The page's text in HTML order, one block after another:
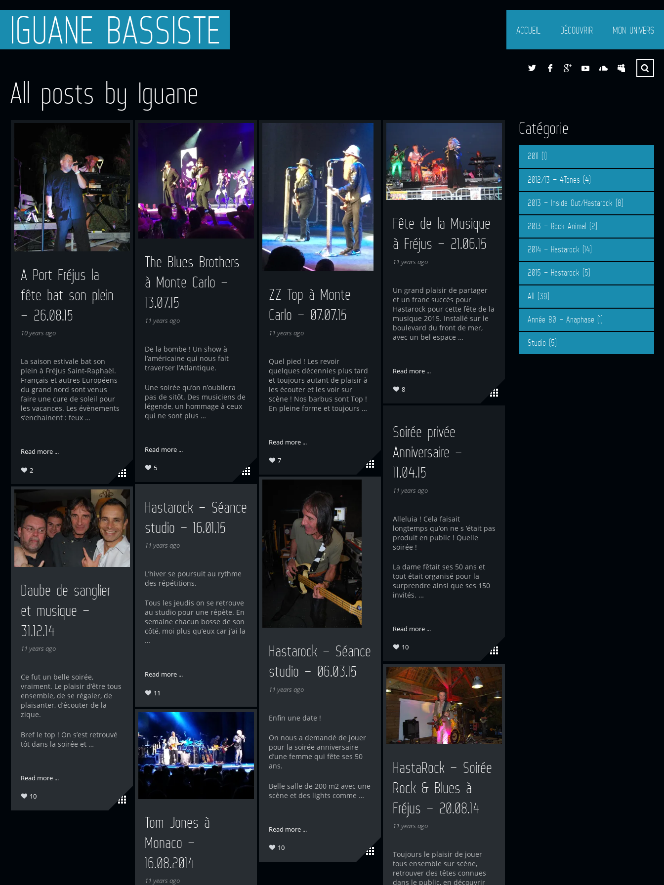
ACCUEIL DÉCOUVRIR MON UNIVERS
IGUANE BASSISTE
All posts by Iguane
A Port Fréjus la
fête bat son plein
– 26.08.15
10 years ago
La saison estivale bat son
plein à Fréjus Saint-Raphaël.
Français et autres Européens
du grand nord sont venus
faire une cure de soleil pour
les vacances. Les évènements
s’enchainent : feux …
Read more ...
2
The Blues Brothers
à Monte Carlo –
13.07.15
11 years ago
De la bombe ! Un show à
l’américaine qui nous fait
traverser l’Atlantique.
Une soirée qu’on n’oubliera
pas de sitôt. Des musiciens de
légende, un hommage à ceux
qui ne sont plus …
Read more ...
5
ZZ Top à Monte
Carlo – 07.07.15
11 years ago
Quel pied ! Les revoir
quelques décennies plus tard
et toujours autant de plaisir à
les écouter et les voir sur
scène ! Nos barbus sont Top !
En pleine forme et toujours …
Read more ...
7
Fête de la Musique
à Fréjus – 21.06.15
11 years ago
Un grand plaisir de partager
et un franc succès pour
Hastarock pour cette fête de la
musique 2015. Installé sur le
boulevard du front de mer,
avec un bel espace …
Read more ...
8
Soirée privée
Anniversaire –
11.04.15
11 years ago
Alleluia ! Cela faisait
longtemps qu’on ne s ‘était pas
produit en public ! Quelle
soirée !
La dame fêtait ses 50 ans et
tout était organisé pour la
surprendre ainsi que ses 150
invités. …
Read more ...
10
Hastarock – Séance
studio – 06.03.15
11 years ago
Enfin une date !
On nous a demandé de jouer
pour la soirée anniversaire
d’une femme qui fête ses 50
ans.
Belle salle de 200 m2 avec une
scène et des lights comme …
Read more ...
10
Hastarock – Séance
studio – 16.01.15
11 years ago
L’hiver se poursuit au rythme
des répétitions.
Tous les jeudis on se retrouve
au studio pour une répète. En
semaine chacun bosse de son
côté, moi plus qu’eux car j’ai la
…
Read more ...
11
Daube de sanglier
et musique –
31.12.14
11 years ago
Ce fut un belle soirée,
vraiment. Le plaisir d’être tous
ensemble, de se régaler, de
plaisanter, d’écouter de la
zique.
Bref le top ! On s’est retrouvé
tôt dans la soirée et …
Read more ...
10
HastaRock – Soirée
Rock & Blues à
Fréjus – 20.08.14
11 years ago
Toujours le plaisir de jouer
tous ensemble sur scène,
retrouver des têtes connues
dans le public, en découvrir
Tom Jones à
Monaco –
16.08.2014
11 years ago
Catégorie
2011 (1)
2012/13 – 4Tones (4)
2013 – Inside Out/Hastarock (8)
2013 – Rock Animal (2)
2014 – Hastarock (14)
2015 – Hastarock (5)
All (39)
Année 80 – Anaphase (1)
Studio (5)